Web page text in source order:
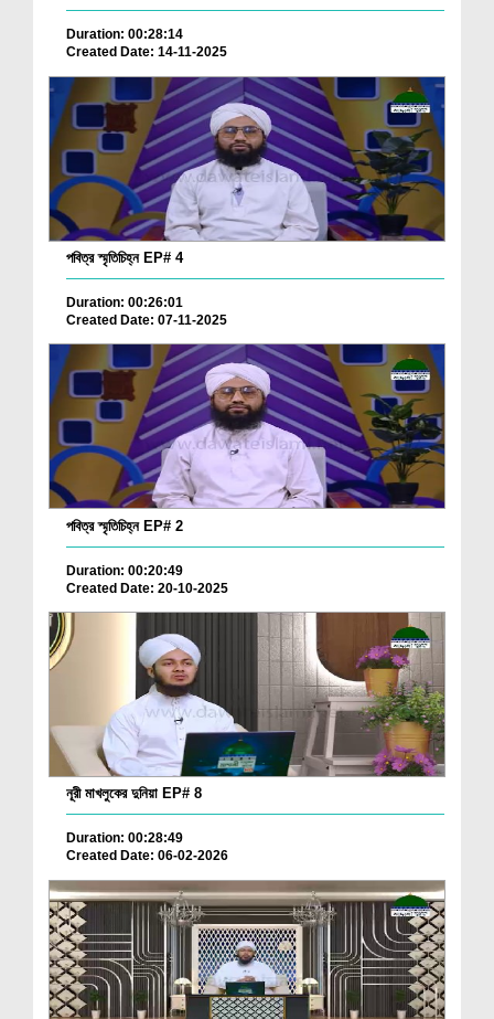
Duration: 00:28:14
Created Date: 14-11-2025
পবিত্র স্মৃতিচিহ্ন EP# 4
Duration: 00:26:01
Created Date: 07-11-2025
পবিত্র স্মৃতিচিহ্ন EP# 2
Duration: 00:20:49
Created Date: 20-10-2025
নূরী মাখলুকের দুনিয়া EP# 8
Duration: 00:28:49
Created Date: 06-02-2026